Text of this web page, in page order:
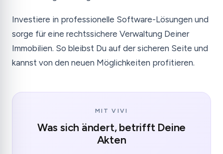
Investiere in professionelle Software-Lösungen und
sorge für eine rechtssichere Verwaltung Deiner
Immobilien. So bleibst Du auf der sicheren Seite und
kannst von den neuen Möglichkeiten profitieren.
MIT VIVI
Was sich ändert, betrifft Deine
Akten